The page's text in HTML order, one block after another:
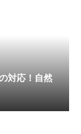
対応！自然